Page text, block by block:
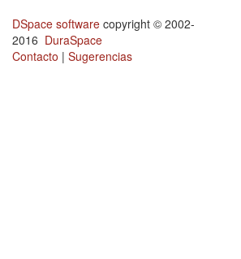
DSpace software copyright © 2002-
2016 DuraSpace
Contacto | Sugerencias